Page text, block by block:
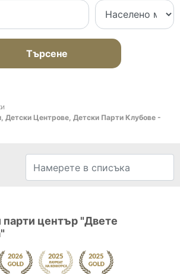
Търсене
Детски Центрове, Детски Парти Клубове -
център "Двете